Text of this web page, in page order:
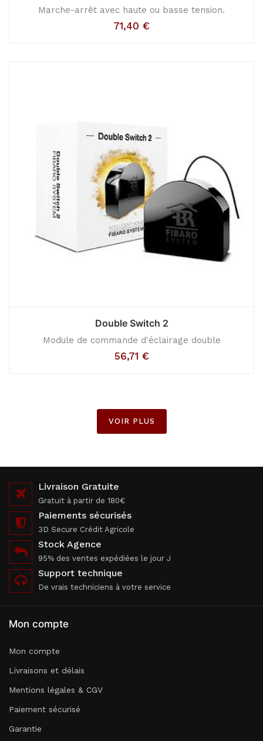
Marche-arrêt avec haute ou basse tension.
71,40 €
Double Switch 2
Module de commande d'éclairage double
56,71 €
VOIR PLUS
Livraison Gratuite
Gratuit à partir de 180€
Paiements sécurisés
3D Secure Crédit Agricole
Stock Agence
95% des ventes expédiées le jour J
Support technique
De vrais techniciens à votre service
Mon compte
Mon compte
Livraisons et délais
Mentions légales & CGV
Paiement sécurisé
Garantie